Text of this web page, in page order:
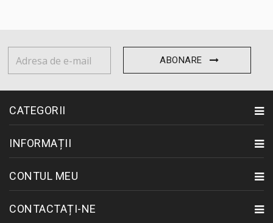
ABONARE
CATEGORII
INFORMAȚII
CONTUL MEU
CONTACTAȚI-NE